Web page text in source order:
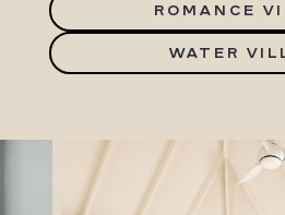
ROMANCE
WATER